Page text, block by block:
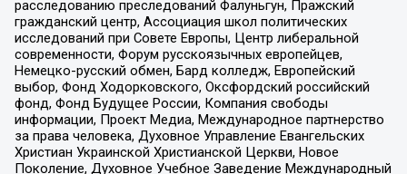
расследованию преследований Фалуньгун, Пражский
гражданский центр, Ассоциация школ политических
исследований при Совете Европы, Центр либеральной
современности, Форум русскоязычных европейцев,
Немецко-русский обмен, Бард колледж, Европейский
выбор, Фонд Ходорковского, Оксфордский российский
фонд, Фонд Будущее России, Компания свободы
информации, Проект Медиа, Международное партнерство
за права человека, Духовное Управление Евангельских
Христиан Украинской Христианской Церкви, Новое
Поколение, Духовное Учебное Заведение Международный